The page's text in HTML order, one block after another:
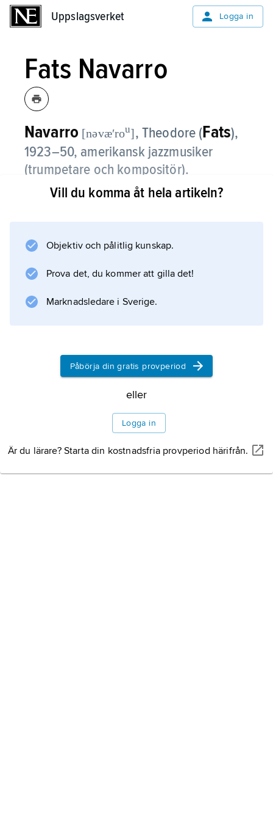
Uppslagsverket Logga in
Fats Navarro
Navarro [nəvæʹrou], Theodore (Fats),
1923–50, amerikansk jazzmusiker
(trumpetare och kompositör).
Trots en kort karriär (1945–50) hann Navarro
Miles Davis
Dizzy Gillespie
, som bebopjazzens främste stilbildare på
trumpet. Särskilt anmärkningsvärda är hans
Tadd Damerons
Information om artikeln
Vill du komma åt hela artikeln?
Objektiv och pålitlig kunskap.
Prova det, du kommer att gilla det!
Marknadsledare i Sverige.
Påbörja din gratis provperiod
eller
Logga in
Är du lärare? Starta din kostnadsfria provperiod härifrån.